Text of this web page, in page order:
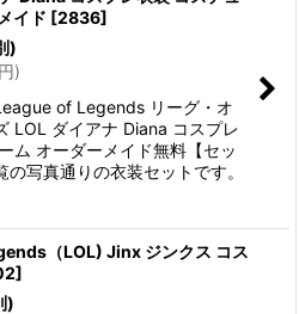
イド [2836]
)
円)
of Legends リーグ・オ
LOL ダイアナ Diana コスプレ
ム オーダーメイド無料【セッ
の写真通りの衣装セットです。
（LOL) Jinx ジンクス コス
]
)